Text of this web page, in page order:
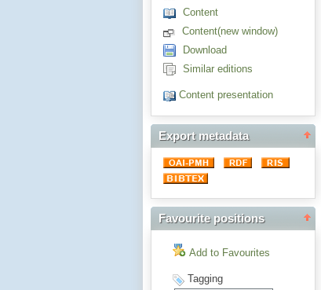
Content
Content(new window)
Download
Similar editions
Content presentation
Export metadata
Favourite positions
Add to Favourites
Tagging